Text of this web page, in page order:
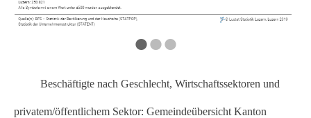
•••
Beschäftigte nach Geschlecht, Wirtschaftssektoren und
privatem/öffentlichem Sektor: Gemeindeübersicht Kanton